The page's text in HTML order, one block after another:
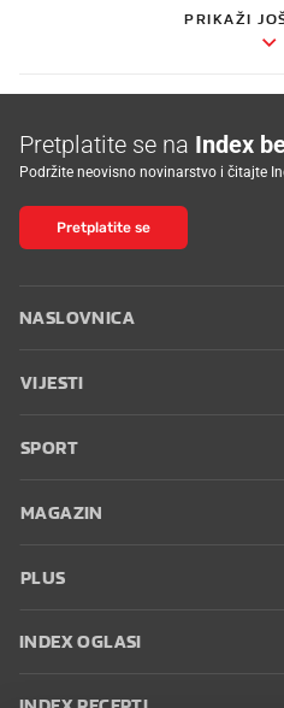
PRIKAŽI
Pretplatite se na Index
Podržite neovisno novinarstvo i čitajte
Pretplatite se
NASLOVNICA
VIJESTI
SPORT
MAGAZIN
PLUS
INDEX OGLASI